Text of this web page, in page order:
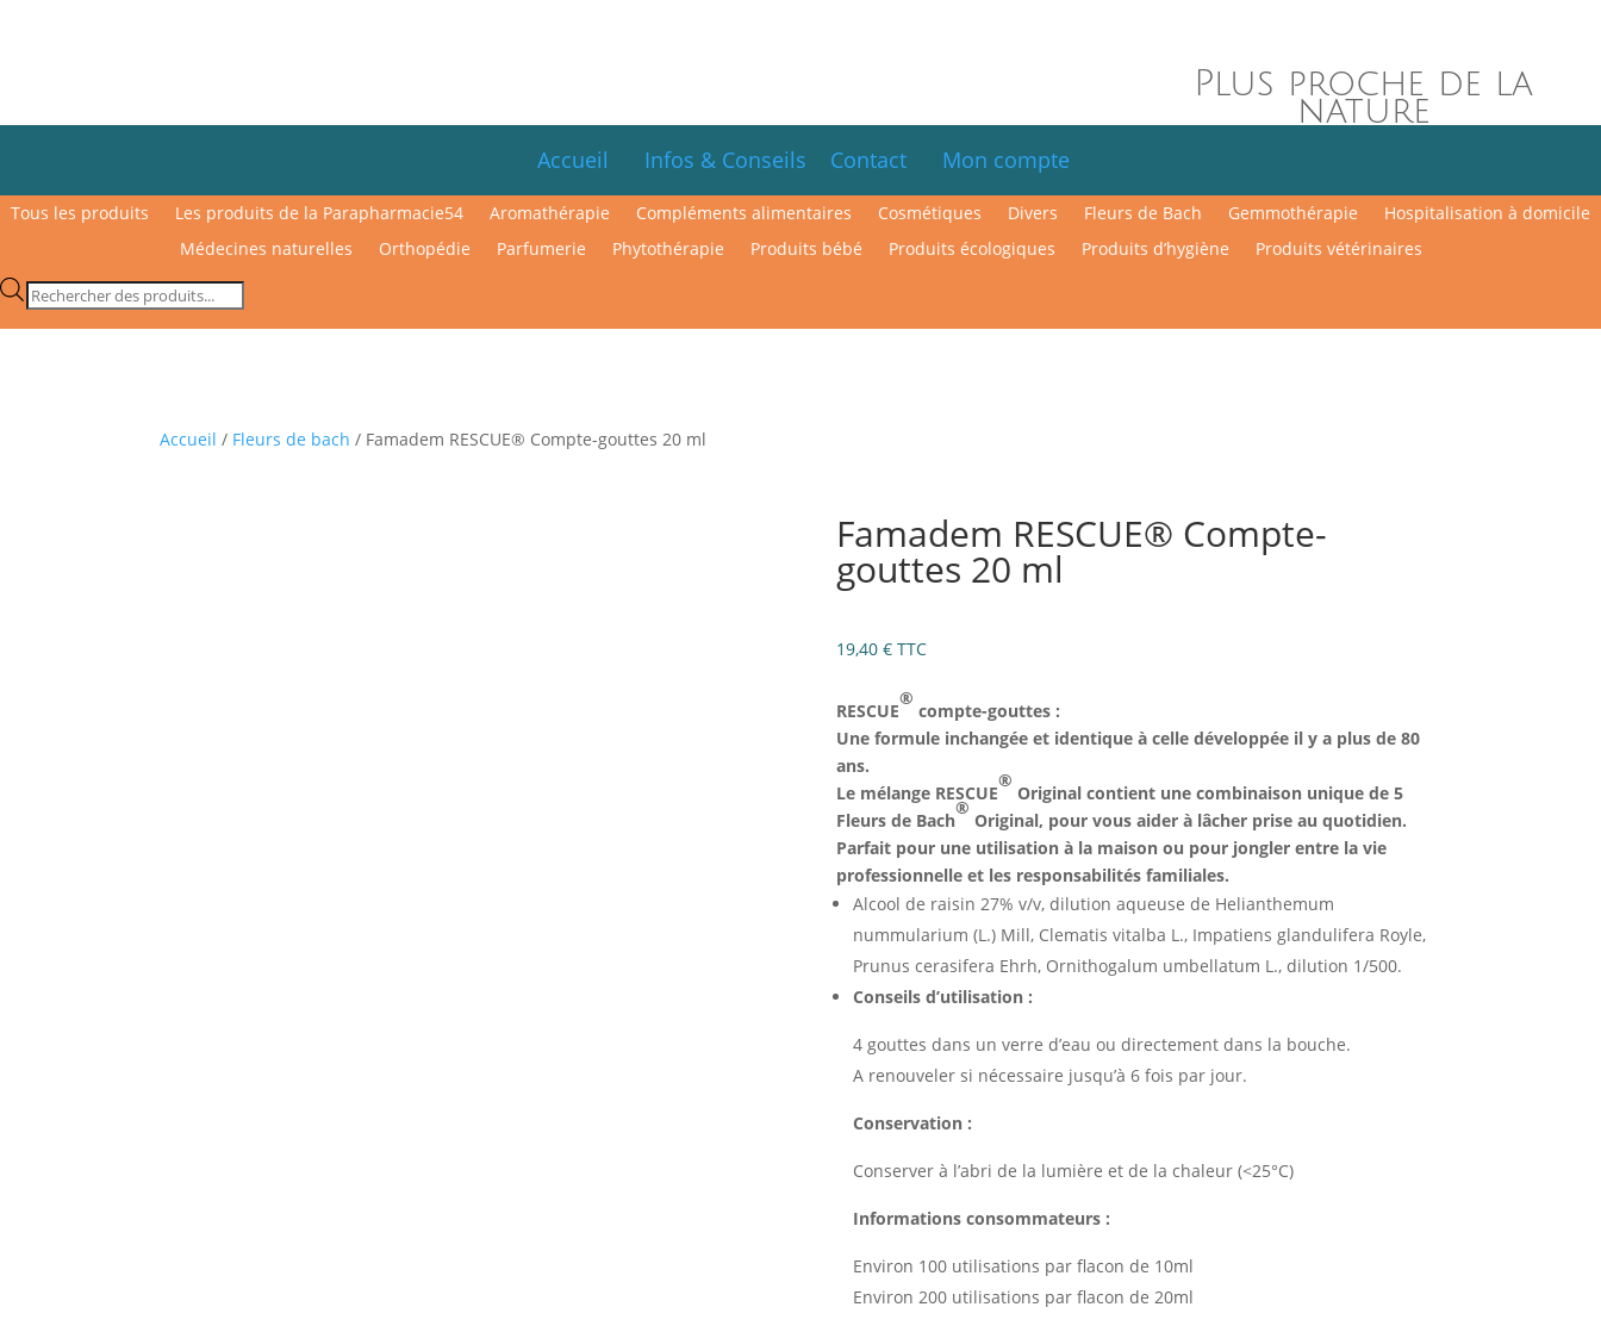
Plus proche de la
nature
Accueil Infos & Conseils Contact Mon compte
Tous les produits Les produits de la Parapharmacie54 Aromathérapie Compléments alimentaires Cosmétiques Divers Fleurs de Bach Gemmothérapie
Hospitalisation à domicile
Médecines naturelles
Orthopédie Parfumerie Phytothérapie Produits bébé Produits écologiques Produits d’hygiène Produits vétérinaires
Recherche
Accueil / Fleurs de bach / Famadem RESCUE® Compte-gouttes 20 ml
Famadem RESCUE® Compte-
gouttes 20 ml
19,40 € TTC
RESCUE
®
compte-gouttes :
Une formule inchangée et identique à celle développée il y a plus de 80
ans.
Le mélange RESCUE
®
Original contient une combinaison unique de 5
Fleurs de Bach
®
Original, pour vous aider à lâcher prise au quotidien.
Parfait pour une utilisation à la maison ou pour jongler entre la vie
professionnelle et les responsabilités familiales.
Alcool de raisin 27% v/v, dilution aqueuse de Helianthemum
nummularium (L.) Mill, Clematis vitalba L., Impatiens glandulifera Royle,
Prunus cerasifera Ehrh, Ornithogalum umbellatum L., dilution 1/500.
Conseils d’utilisation :
4 gouttes dans un verre d’eau ou directement dans la bouche.
A renouveler si nécessaire jusqu’à 6 fois par jour.
Conservation :
Conserver à l’abri de la lumière et de la chaleur (<25°C)
Informations consommateurs :
Environ 100 utilisations par flacon de 10ml
Environ 200 utilisations par flacon de 20ml